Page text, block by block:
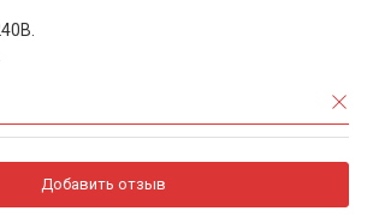
Добавить отзыв